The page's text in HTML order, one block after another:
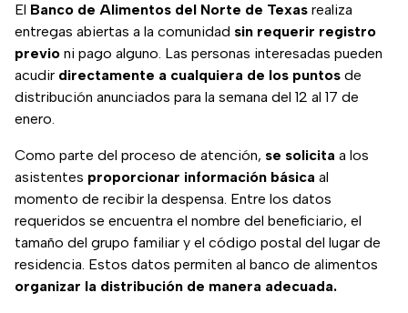
El Banco de Alimentos del Norte de Texas realiza
entregas abiertas a la comunidad sin requerir registro
previo ni pago alguno. Las personas interesadas pueden
acudir directamente a cualquiera de los puntos de
distribución anunciados para la semana del 12 al 17 de
enero.
Como parte del proceso de atención, se solicita a los
asistentes proporcionar información básica al
momento de recibir la despensa. Entre los datos
requeridos se encuentra el nombre del beneficiario, el
tamaño del grupo familiar y el código postal del lugar de
residencia. Estos datos permiten al banco de alimentos
organizar la distribución de manera adecuada.